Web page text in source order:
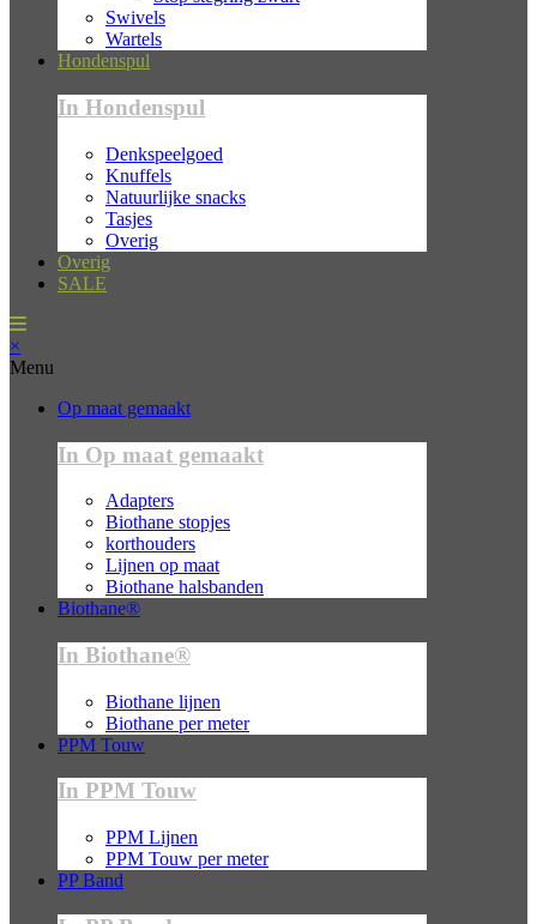
Swivels
Wartels
Hondenspul
In Hondenspul
Denkspeelgoed
Knuffels
Natuurlijke snacks
Tasjes
Overig
Overig
SALE
×
Menu
Op maat gemaakt
In Op maat gemaakt
Adapters
Biothane stopjes
korthouders
Lijnen op maat
Biothane halsbanden
Biothane®
In Biothane®
Biothane lijnen
Biothane per meter
PPM Touw
In PPM Touw
PPM Lijnen
PPM Touw per meter
PP Band